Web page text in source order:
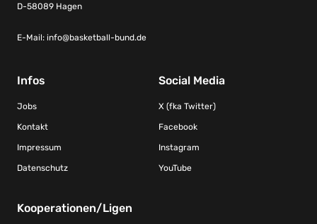
D-58089 Hagen
E-Mail: info@basketball-bund.de
Infos
Jobs
Kontakt
Impressum
Datenschutz
Social Media
X (fka Twitter)
Facebook
Instagram
YouTube
Kooperationen/Ligen